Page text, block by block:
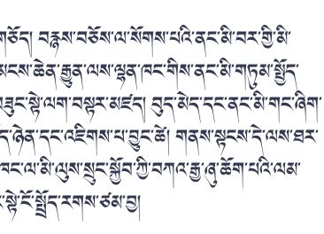
བརྙས་བཅོས་ལ་སོགས་པའི་ནང་མི་བར་གྱི་མི་
བུད་མེད་དང་ནང་མི་གང་ཞིག་
གནས་སྟངས་དེ་ལས་ཐར་